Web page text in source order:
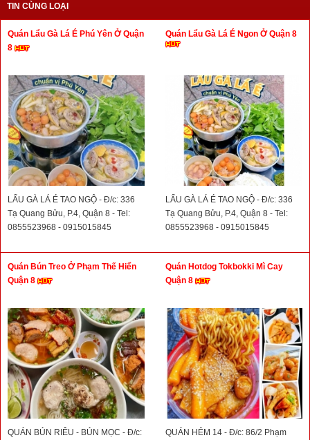
TIN CÙNG LOẠI
Quán Lẩu Gà Lá É Phú Yên Ở Quận
8
LẨU GÀ LÁ É TAO NGỘ - Đ/c: 336
Tạ Quang Bửu, P.4, Quận 8 - Tel:
0855523968 - 0915015845
Quán Lẩu Gà Lá É Ngon Ở Quận 8
LẨU GÀ LÁ É TAO NGỘ - Đ/c: 336
Tạ Quang Bửu, P.4, Quận 8 - Tel:
0855523968 - 0915015845
Quán Bún Treo Ở Phạm Thế Hiển
Quận 8
QUÁN BÚN RIÊU - BÚN MỌC - Đ/c:
Quán Hotdog Tokbokki Mì Cay
Quận 8
QUÁN HẺM 14 - Đ/c: 86/2 Phạm